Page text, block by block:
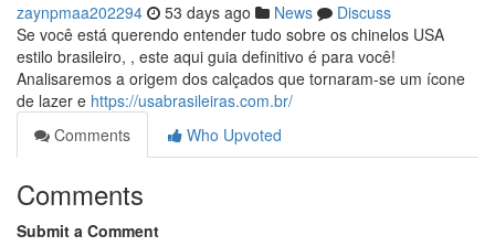
zaynpmaa202294 53 days ago News
Discuss
Se você está querendo entender tudo sobre os chinelos USA
estilo brasileiro, , este aqui guia definitivo é para você!
Analisaremos a origem dos calçados que tornaram-se um ícone
de lazer e https://usabrasileiras.com.br/
Comments
Who Upvoted
Comments
Submit a Comment